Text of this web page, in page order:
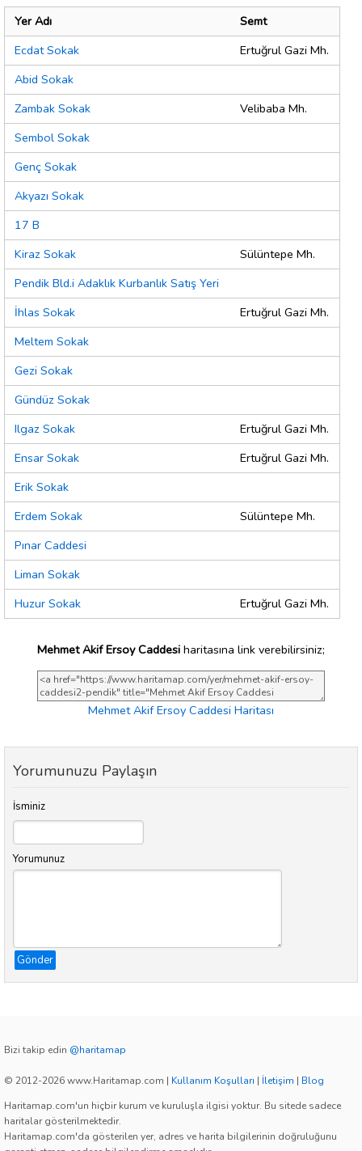
Yer Adı
Semt
Ecdat Sokak
Ertuğrul Gazi Mh.
Abid Sokak
Zambak Sokak
Velibaba Mh.
Sembol Sokak
Genç Sokak
Akyazı Sokak
17 B
Kiraz Sokak
Sülüntepe Mh.
Pendik Bld.i Adaklık Kurbanlık Satış Yeri
İhlas Sokak
Ertuğrul Gazi Mh.
Meltem Sokak
Gezi Sokak
Gündüz Sokak
Ilgaz Sokak
Ertuğrul Gazi Mh.
Ensar Sokak
Ertuğrul Gazi Mh.
Erik Sokak
Erdem Sokak
Sülüntepe Mh.
Pınar Caddesi
Liman Sokak
Huzur Sokak
Ertuğrul Gazi Mh.
Mehmet Akif Ersoy Caddesi haritasına link verebilirsiniz;
Mehmet Akif Ersoy Caddesi Haritası
Yorumunuzu Paylaşın
İsminiz
Yorumunuz
Gönder
Bizi takip edin @haritamap
© 2012-2026 www.Haritamap.com | Kullanım Koşulları | İletişim | Blog
Haritamap.com'un hiçbir kurum ve kuruluşla ilgisi yoktur. Bu sitede sadece
haritalar gösterilmektedir.
Haritamap.com'da gösterilen yer, adres ve harita bilgilerinin doğruluğunu